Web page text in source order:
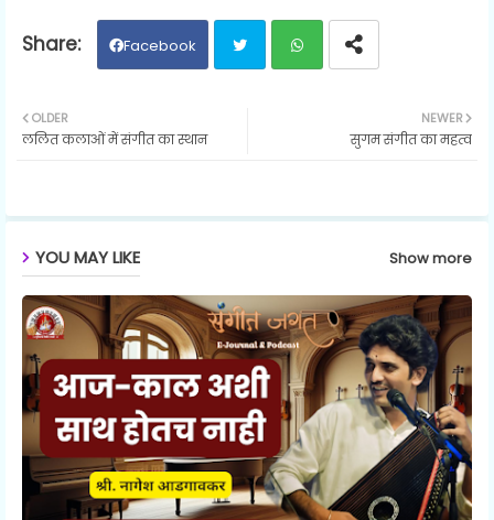
Facebook
NEWER
सुगम संगीत का महत्व
OLDER
ललित कलाओं में संगीत का स्थान
YOU MAY LIKE Show more